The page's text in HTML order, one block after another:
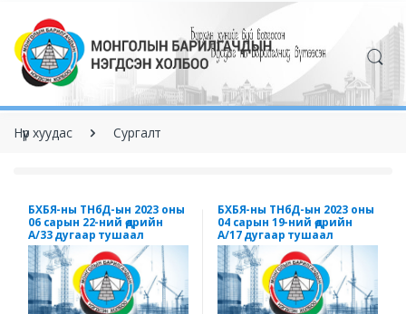
Нүүр хуудас Сургалт
БХБЯ-ны ТНбД-ын 2023 оны
06 сарын 22-ний өдрийн
А/33 дугаар тушаал
БХБЯ-ны ТНбД-ын 2023 оны
04 сарын 19-ний өдрийн
А/17 дугаар тушаал